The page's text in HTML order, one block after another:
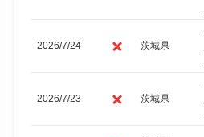
2026/7/24 茨城県
2026/7/23 茨城県